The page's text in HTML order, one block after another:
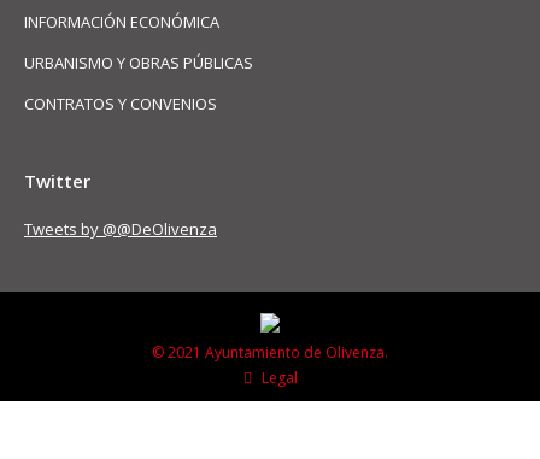
INFORMACIÓN ECONÓMICA
URBANISMO Y OBRAS PÚBLICAS
CONTRATOS Y CONVENIOS
Twitter
Tweets by @@DeOlivenza
© 2021 Ayuntamiento de Olivenza.
Legal